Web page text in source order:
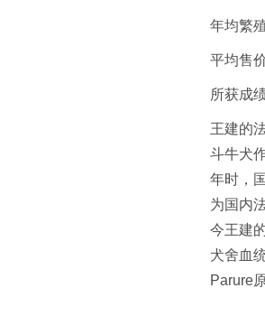
年均繁
平均售
所获成
王建的
斗牛犬
年时，
为国内
今王建
犬舍血
Parure